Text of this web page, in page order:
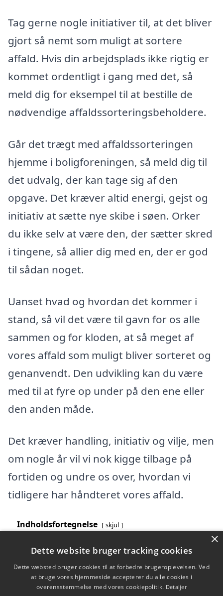
Tag gerne nogle initiativer til, at det bliver
gjort så nemt som muligt at sortere
affald. Hvis din arbejdsplads ikke rigtig er
kommet ordentligt i gang med det, så
meld dig for eksempel til at bestille de
nødvendige affaldssorteringsbeholdere.
Går det trægt med affaldssorteringen
hjemme i boligforeningen, så meld dig til
det udvalg, der kan tage sig af den
opgave. Det kræver altid energi, gejst og
initiativ at sætte nye skibe i søen. Orker
du ikke selv at være den, der sætter skred
i tingene, så allier dig med en, der er god
til sådan noget.
Uanset hvad og hvordan det kommer i
stand, så vil det være til gavn for os alle
sammen og for kloden, at så meget af
vores affald som muligt bliver sorteret og
genanvendt. Den udvikling kan du være
med til at fyre op under på den ene eller
den anden måde.
Det kræver handling, initiativ og vilje, men
om nogle år vil vi nok kigge tilbage på
fortiden og undre os over, hvordan vi
tidligere har håndteret vores affald.
Indholdsfortegnelse skjul
Giv dig selv nogle nye, gode vaner, når du sorterer
3) Hvordan samler du det sorterede affald?
Tag nogle gode initiativer til yderligere
×
Dette website bruger tracking cookies
Dette websted bruger cookies til at forbedre brugeroplevelsen. Ved
at bruge vores hjemmeside accepterer du alle cookies i
overensstemmelse med vores cookiepolitik. Detaljer